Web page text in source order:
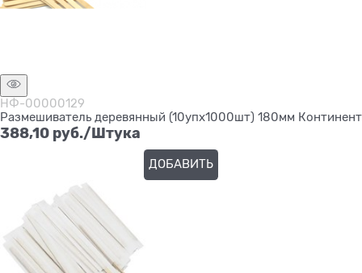
НФ-00000129
Размешиватель деревянный (10упх1000шт) 180мм Континент
388,10 руб./Штука
ДОБАВИТЬ